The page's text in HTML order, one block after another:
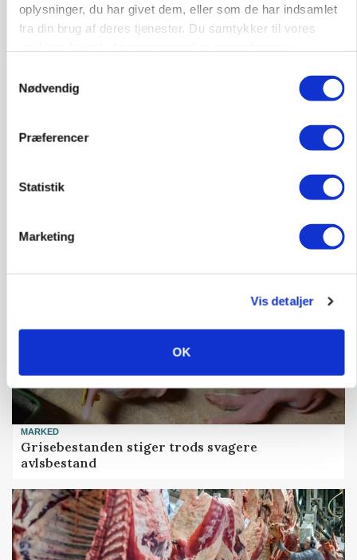
oplysninger, du har givet dem, eller som de har indsamlet
fra din brug af deres tjenester. Du samtykker til vores
Nødvendig
Præferencer
Statistik
Marketing
Vis detaljer
OK
Før såmaskinen kører: Her er efterårets største
MARKED
Grisebestanden stiger trods svagere
avlsbestand